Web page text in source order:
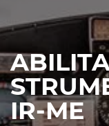
IR-ME